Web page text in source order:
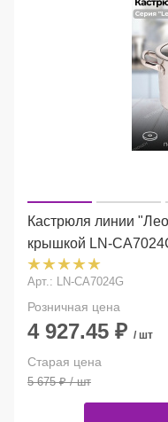
Кастрюля линии
крышкой LN-
Арт.: LN-CA7024G
Розничная цена
4 927.45 ₽ / шт
Старая цена
5 675₽/ шт